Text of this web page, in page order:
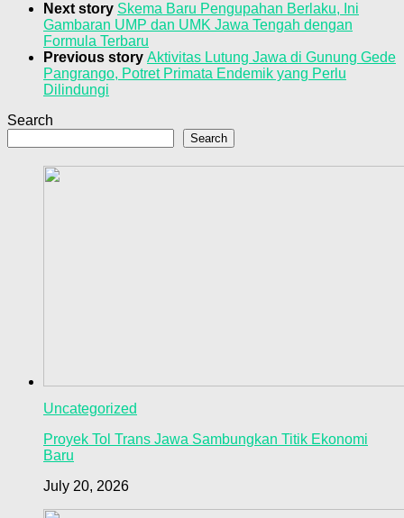
Next story Skema Baru Pengupahan Berlaku, Ini
Gambaran UMP dan UMK Jawa Tengah dengan
Formula Terbaru
Previous story Aktivitas Lutung Jawa di Gunung Gede
Pangrango, Potret Primata Endemik yang Perlu
Dilindungi
Search
Search
Uncategorized
Proyek Tol Trans Jawa Sambungkan Titik Ekonomi
Baru
July 20, 2026